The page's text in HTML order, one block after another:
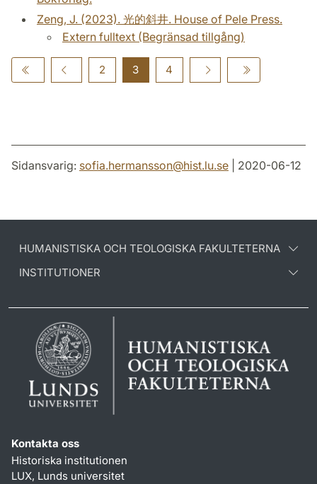
Zeng, J. (2023). 光的斜井. House of Pele Press.
Extern fulltext (Begränsad tillgång)
2 3 4
Sidansvarig: sofia.hermansson@hist.lu.se | 2020-06-12
HUMANISTISKA OCH TEOLOGISKA FAKULTETERNA
INSTITUTIONER
Kontakta oss
Historiska institutionen
LUX, Lunds universitet